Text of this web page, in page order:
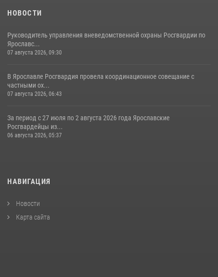
НОВОСТИ
Руководитель управления вневедомственной охраны Росгвардии по
Ярославс...
07 августа 2026, 09:30
В Ярославле Росгвардия провела координационное совещание с
частными ох...
07 августа 2026, 06:43
За период с 27 июля по 2 августа 2026 года Ярославские
Росгвардейцы из...
06 августа 2026, 05:37
НАВИГАЦИЯ
Новости
Карта сайта